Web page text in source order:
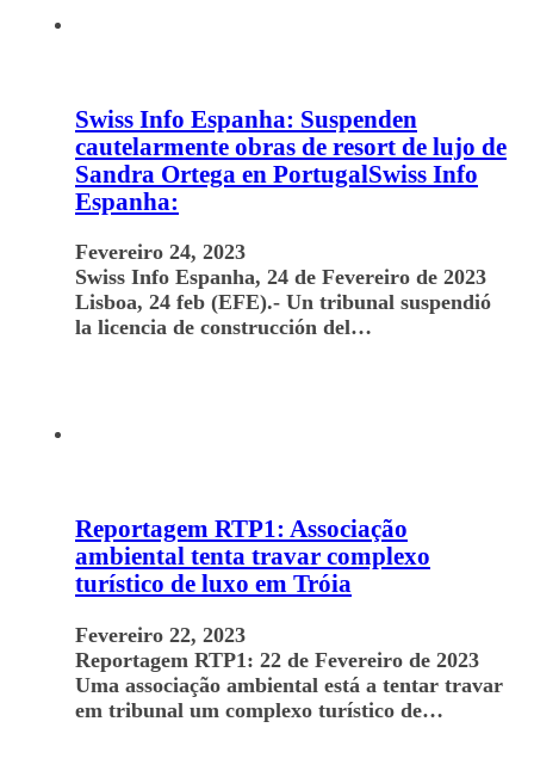
Swiss Info Espanha: Suspenden
cautelarmente obras de resort de lujo de
Sandra Ortega en PortugalSwiss Info
Espanha:
Fevereiro 24, 2023
Swiss Info Espanha, 24 de Fevereiro de 2023
Lisboa, 24 feb (EFE).- Un tribunal suspendió
la licencia de construcción del…
Reportagem RTP1: Associação
ambiental tenta travar complexo
turístico de luxo em Tróia
Fevereiro 22, 2023
Reportagem RTP1: 22 de Fevereiro de 2023
Uma associação ambiental está a tentar travar
em tribunal um complexo turístico de…